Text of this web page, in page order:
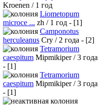
Kroenen / 1 год
Liometopum
microce ... zh / 1 год - [1]
Camponotus
herculeanus Cry / 2 года - [2]
Tetramorium
caespitum Mipmikiper / 3 года
- [1]
Tetramorium
caespitum Mipmikiper / 3 года
- [1]